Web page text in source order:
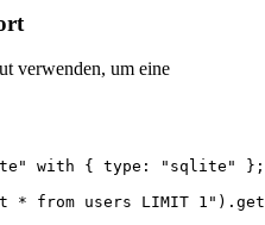
verwenden, um eine
with { type: "sqlite"
};
* from users LIMIT 1" ). get